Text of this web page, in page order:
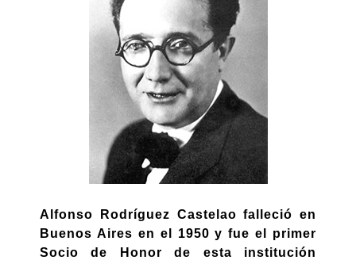
Alfonso Rodríguez Castelao falleció en
Buenos Aires en el 1950 y fue el primer
Socio de Honor de esta institución